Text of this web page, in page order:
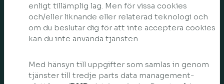
enligt tillämplig lag. Men för vissa cookies
och/eller liknande eller relaterad teknologi och
om du beslutar dig för att inte acceptera cookies
kan du inte använda tjänsten.
Med hänsyn till uppgifter som samlas in genom
tjänster till tredje parts data management-